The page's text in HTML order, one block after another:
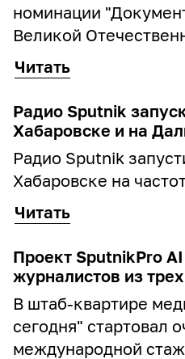
номинации
Великой
Читать
Радио Sputnik
Хабаровске и на
Радио Sputnik
Хабаровске на
Читать
Проект SputnikPro
журналистов из
В штаб‑квартире
сегодня" стартовал
международной